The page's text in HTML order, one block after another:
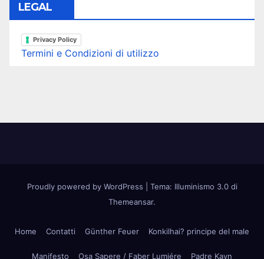
LEGAL
Privacy Policy
Termini e Condizioni di utilizzo
Proudly powered by WordPress
Tema: Illuminismo 3.0 di
Themeansar.
Home Contatti Günther Feuer Konkilhai? principe del male
Manifesto Osa Sapere / Faber Lumiére Padre Kayn